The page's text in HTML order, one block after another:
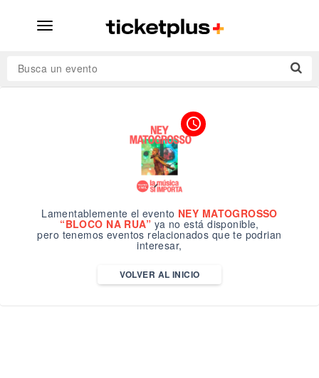
desplegar
Busca un evento
access_time
Lamentablemente el evento NEY MATOGROSSO
“BLOCO NA RUA” ya no está disponible,
pero tenemos eventos relacionados que te podrian
interesar,
VOLVER AL INICIO